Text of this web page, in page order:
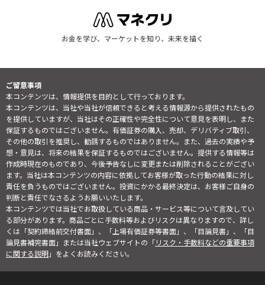
お金を学び、マーケットを知り、未来を描く
ご留意事項
本コンテンツは、情報提供を目的として行っております。
本コンテンツは、当社や当社が信頼できると考える情報源から提供されたもの
を提供していますが、当社はその正確性や完全性について意見を表明し、また
保証するものではございません。有価証券の購入、売却、デリバティブ取引、
その他の取引を推奨し、勧誘するものではありません。また、過去の実績や予
想・意見は、将来の結果を保証するものではございません。提供する情報等は
作成時現在のものであり、今後予告なしに変更または削除されることがござい
ます。当社は本コンテンツの内容に依拠してお客様が取った行動の結果に対し
責任を負うものではございません。投資にかかる最終決定は、お客様ご自身の
判断と責任でなさるようお願いいたします。
本コンテンツでは当社でお取扱している商品・サービス等について言及してい
る部分があります。商品ごとに手数料等およびリスクは異なりますので、詳し
くは「契約締結前交付書面」、「上場有価証券等書面」、「目論見書」、「目
論見書補完書面」または当社ウェブサイトの「リスク・手数料などの重要事項
に関する説明」をよくお読みください。